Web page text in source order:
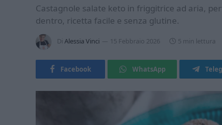
Castagnole salate keto in friggitrice ad aria,
dentro, ricetta facile e senza glutine.
Di Alessia Vinci 15 Febbraio 2026 5 min lettura
Facebook WhatsApp